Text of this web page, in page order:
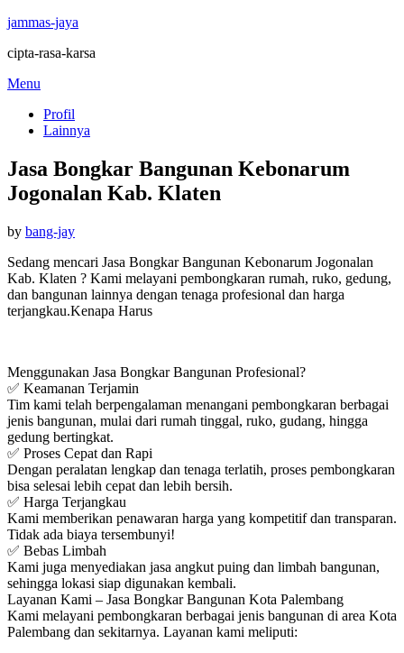
jammas-jaya
cipta-rasa-karsa
Skip
content
Menu
Profil
Lainnya
Jasa Bongkar Bangunan Kebonarum
Jogonalan Kab. Klaten
by bang-jayPosted
Sedang mencari Jasa Bongkar Bangunan Kebonarum Jogonalan
Kab. Klaten ? Kami melayani pembongkaran rumah, ruko, gedung,
dan bangunan lainnya dengan tenaga profesional dan harga
terjangkau.Kenapa Harus
Menggunakan Jasa Bongkar Bangunan Profesional?
✅ Keamanan Terjamin
Tim kami telah berpengalaman menangani pembongkaran berbagai
jenis bangunan, mulai dari rumah tinggal, ruko, gudang, hingga
gedung bertingkat.
✅ Proses Cepat dan Rapi
Dengan peralatan lengkap dan tenaga terlatih, proses pembongkaran
bisa selesai lebih cepat dan lebih bersih.
✅ Harga Terjangkau
Kami memberikan penawaran harga yang kompetitif dan transparan.
Tidak ada biaya tersembunyi!
✅ Bebas Limbah
Kami juga menyediakan jasa angkut puing dan limbah bangunan,
sehingga lokasi siap digunakan kembali.
Layanan Kami – Jasa Bongkar Bangunan Kota Palembang
Kami melayani pembongkaran berbagai jenis bangunan di area Kota
Palembang dan sekitarnya. Layanan kami meliputi: